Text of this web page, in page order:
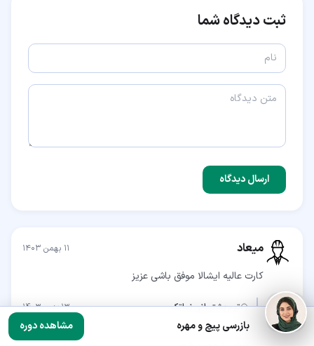
ثبت دیدگاه شما
ارسال دیدگاه
میعاد ۱۱ بهمن ۱۴۰۳
کارت عالیه ایشالا موفق باشی عزیز
تیم پشتیبانی نماتک ۱۳ بهمن ۱۴۰۳
بازرسی پیچ و مهره مشاهده دوره